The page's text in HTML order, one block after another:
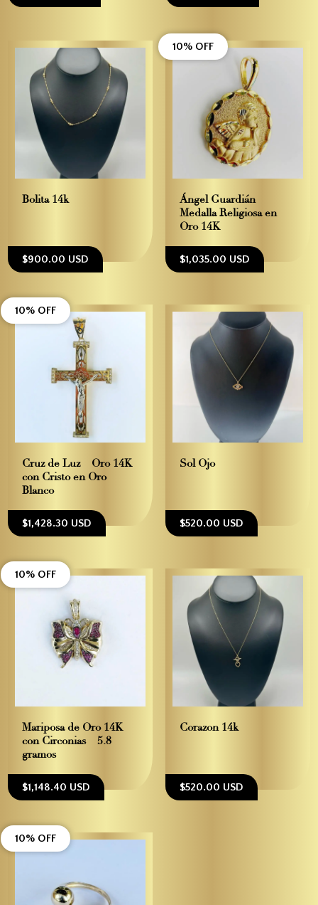
Bolita 14k
$900.00 USD
Ángel Guardián –
Medalla Religiosa en
Oro 14K
$1,035.00 USD
10% OFF
Cruz de Luz – Oro 14K
con Cristo en Oro
Blanco
$1,428.30 USD
10% OFF
Sol Ojo
$520.00 USD
Mariposa de Oro 14K
con Circonias – 5.8
gramos
$1,148.40 USD
10% OFF
Corazon 14k
$520.00 USD
10% OFF